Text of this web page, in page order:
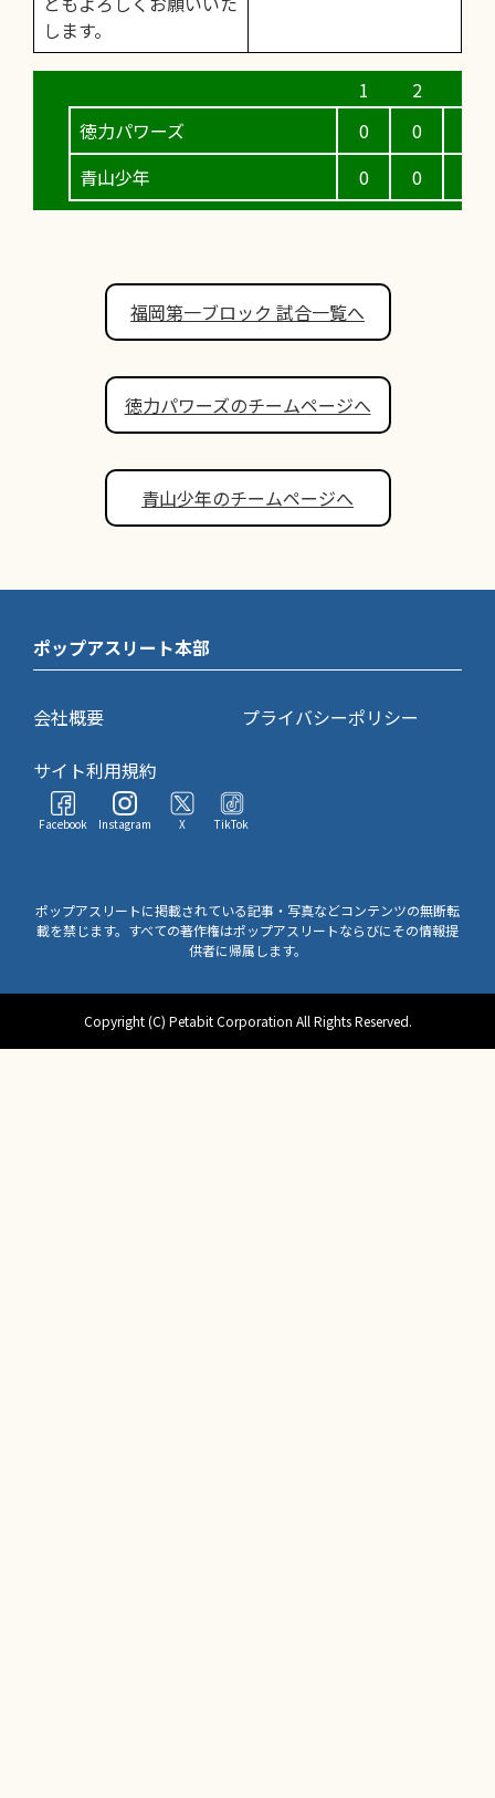
します。
徳力パワーズ
青山少年
0
0
0
0
福岡第一ブロック 試合一覧へ
徳力パワーズのチームページへ
青山少年のチームページへ
ポップアスリート本部
会社概要
プライバシーポリシー
サイト利用規約
Facebook Instagram X TikTok
ポップアスリートに掲載されている記事・写真などコンテンツの無断転
載を禁じます。すべての著作権はポップアスリートならびにその情報提
供者に帰属します。
Copyright (C) Petabit Corporation All Rights Reserved.